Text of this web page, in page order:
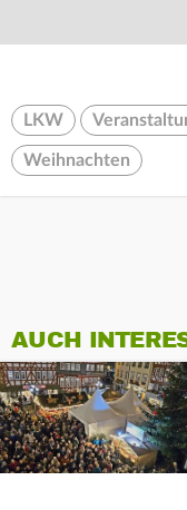
LKW
Weihnachten
AUCH